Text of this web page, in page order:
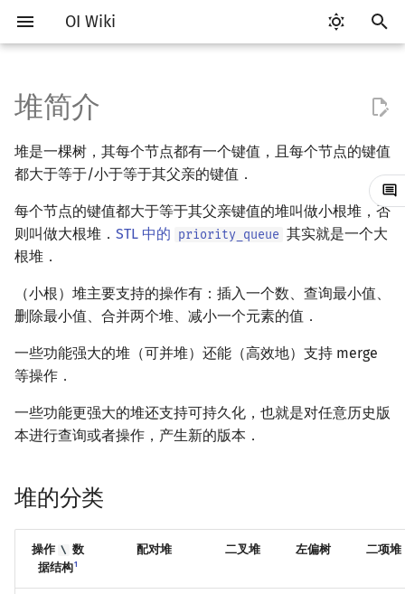
OI Wiki
入
开
搜
索
Getting Started
关于本项目
如何参与
OI Wiki 不是什么
格式手册
数学符号表
F.A.Q.
镜像站列表
比赛相关简介
赛事 ICPC/CCPC 赛事与赛制
题型
交互题
学习路线
学习资源
技巧
分段打表
常见错误
出题
工具软件简介
代码编辑工具 Emacs
VS Code
Eclipse
Notepad++
Dev-C++
评测工具
Arbiter
Cena
Lemon
命令行
命令行编译与调试
编译器
WSL (Windows 10)
Special Judge
通用
Generator
Interactor
Checker
OJ 工具
语言基础简介
C++ 基础 C++ 语法基础
变量
流程控制语句
高级数据类型
文件操作
C++ 标准库
STL 容器
STL 算法
string
pair
C++ 进阶
命名空间
值类别
引用
常量
Lambda 表达式
C++ 与其他常用语言的区别
Pascal 转 C++ 急救
Python 速成
Java 速成
算法基础简介
复杂度 均摊复杂度
枚举
模拟
递归 & 分治
贪心
排序
选择排序
冒泡排序
计数排序
基数排序
归并排序
前缀和 & 差分
构造
搜索部分简介
DFS（搜索）
BFS（搜索）
双向搜索
启发式搜索
迭代加深搜索
IDA*
Alpha–Beta 剪枝
动态规划部分简介
动态规划基础
记忆化搜索
背包 DP
区间 DP
DAG 上的 DP
树形 DP
状压 DP
计数 DP
单调队列/单调栈优化
斜率优化
Slope Trick 优化
WQS 二分
字符串部分简介
字符串基础
标准库
字符串匹配
字符串哈希
字典树 (Trie)
前缀函数与 KMP 算法
Boyer–Moore 算法
后缀数组 (SA)
最优原地后缀排序算法
数学部分简介
布尔代数
数字系统
进位制
平衡三进制
位操作
二进制集合操作
高精度计算
快速幂
置换和排列
数论
模算术简介
素数
欧拉函数
筛法
裴蜀定理 & 一次不定方程
代数基本定理
快速傅里叶变换
快速沃尔什变换
Chirp Z 变换
多项式多点求值|快速插值
抽屉原理
容斥原理
错位排列
卡特兰数
贝尔数
向量
内积和外积
初等变换
行列式
线性基
单纯形法
群论
环论
Schreier–Sims 算法
条件概率与独立性
随机变量
概率不等式
公平组合游戏
零和游戏
数值积分
高斯消元
并查集
并查集复杂度
堆的分类
分块思想
块状数组
块状链表
树分块
Sqrt Tree
线段树基础
线段树合并 & 分裂
李超线段树
猫树
区间最值操作 & 区间历史最
值
Kinetic Tournament Tree
二叉搜索树 & 平衡树
Treap
Splay 树
WBLT
替罪羊树
笛卡尔树
Size Balanced Tree
AVL 树
AA 树
可持久化数据结构简介
可持久化线段树
可持久化块状数组
可持久化平衡树
可持久化字典树
可持久化可并堆
线段树套线段树
平衡树套线段树
线段树套平衡树
树状数组套权值线段树
分块套树状数组
Link Cut Tree
全局平衡二叉树
Euler Tour Tree
Top Tree
图论部分简介
图论相关概念
图的存储
DFS（图论）
BFS（图论）
树上问题
树的直径
树的中心
最近公共祖先
树链剖分
虚树
有向无环图
拓扑排序
差分约束
k 短路
最小树形图
最小直径生成树
斯坦纳树
双连通分量
割点和桥
点/边连通度
最大流
最小割
上下界网络流
Stoer–Wagner 算法
二分图最大匹配
二分图最大权匹配
一般图最大权匹配
稳定匹配
计算几何部分简介
二维计算几何基础
三维计算几何基础
距离
Pick 定理
三角剖分
凸包
扫描线
平面最近点对
杂项简介
离散化
双指针
离线算法
CDQ 分治
整体二分
分数规划
随机化
随机化技巧
爬山算法
悬线法
有限状态自动机
约瑟夫问题
RMQ
并查集应用
括号序列
线段树与离线询问
堆简介
堆是一棵树，其每个节点都有一个键值，且每个节点的键值
都大于等于/小于等于其父亲的键值．
每个节点的键值都大于等于其父亲键值的堆叫做小根堆，否
则叫做大根堆． STL 中的 priority_queue 其实就是一个大
根堆．
（小根）堆主要支持的操作有：插入一个数、查询最小值、
删除最小值、合并两个堆、减小一个元素的值．
一些功能强大的堆（可并堆）还能（高效地）支持 merge
等操作．
一些功能更强大的堆还支持可持久化，也就是对任意历史版
本进行查询或者操作，产生新的版本．
堆的分类
操作 \ 数
据结构1
配对堆 二叉堆 左偏树 二项堆